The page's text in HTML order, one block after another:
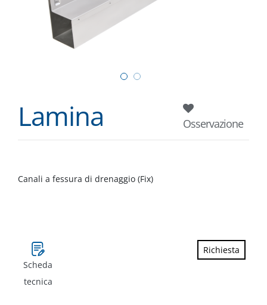
Lamina Osservazione
Canali a fessura di drenaggio (Fix)
Scheda
tecnica
Richiesta